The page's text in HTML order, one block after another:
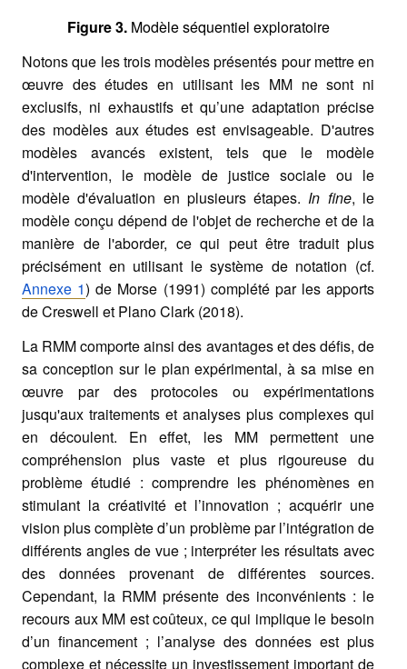
Figure 3. Modèle séquentiel exploratoire
Notons que les trois modèles présentés pour mettre en
œuvre des études en utilisant les MM ne sont ni
exclusifs, ni exhaustifs et qu’une adaptation précise
des modèles aux études est envisageable. D'autres
modèles avancés existent, tels que le modèle
d'intervention, le modèle de justice sociale ou le
modèle d'évaluation en plusieurs étapes.In fine, le
modèle conçu dépend de l'objet de recherche et de la
manière de l'aborder, ce qui peut être traduit plus
précisément en utilisant le système de notation (cf.
Annexe 1) de Morse (1991) complété par les apports
de Creswell et Plano Clark (2018).
La RMM comporte ainsi des avantages et des défis, de
sa conception sur le plan expérimental, à sa mise en
œuvre par des protocoles ou expérimentations
jusqu'aux traitements et analyses plus complexes qui
en découlent. En effet, les MM permettent une
compréhension plus vaste et plus rigoureuse du
problème étudié : comprendre les phénomènes en
stimulant la créativité et l’innovation ; acquérir une
vision plus complète d’un problème par l’intégration de
différents angles de vue ; interpréter les résultats avec
des données provenant de différentes sources.
Cependant, la RMM présente des inconvénients : le
recours aux MM est coûteux, ce qui implique le besoin
d’un financement ; l’analyse des données est plus
complexe et nécessite un investissement important de